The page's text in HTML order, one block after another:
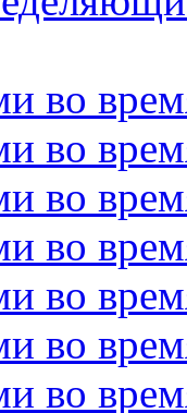
во
во
во
во
во
во
во